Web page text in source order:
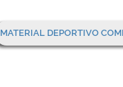
MATERIAL DEPORTIVO